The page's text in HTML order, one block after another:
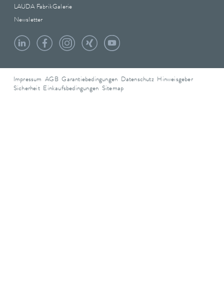
LAUDA FabrikGalerie
Newsletter
Impressum AGB Garantiebedingungen Datenschutz Hinweisgeber
Sicherheit Einkaufsbedingungen Sitemap